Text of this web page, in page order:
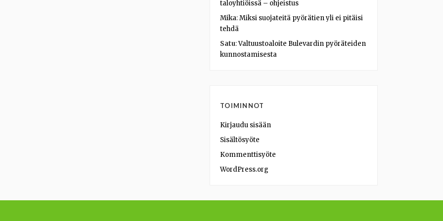
taloyhtiöissä – ohjeistus
Mika:Miksi suojateitä pyörätien yli ei pitäisi
tehdä
Satu:Valtuustoaloite Bulevardin pyöräteiden
kunnostamisesta
TOIMINNOT
Kirjaudu sisään
Sisältösyöte
Kommenttisyöte
WordPress.org